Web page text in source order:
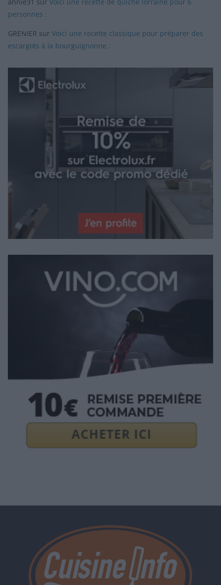
annie31 sur Voici une recette de quiche lorraine pour 6
personnes :
GRENIER sur Voici une recette classique pour préparer des
escargots à la bourguignonne :